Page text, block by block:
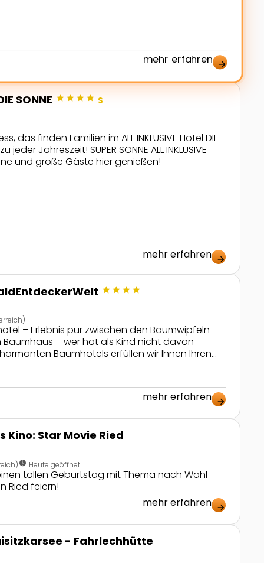
mehr erfahren arrow_forward
SONNE starstarstarstar S
das finden Familien im ALL INKLUSIVE Hotel DIE
Jahreszeit! SUPER SONNE ALL INKLUSIVE
und große Gäste hier genießen!
mehr erfahren arrow_forward
starstarstarstar
– Erlebnis pur zwischen den Baumwipfeln
– wer hat als Kind nicht davon
Baumhotels erfüllen wir Ihnen Ihren
Sie […]
mehr erfahren arrow_forward
Star Movie Ried
nest_clock_farsight_analog Heute geöffnet
tollen Geburtstag mit Thema nach Wahl
Ried feiern!
mehr erfahren arrow_forward
- Fahrlechhütte